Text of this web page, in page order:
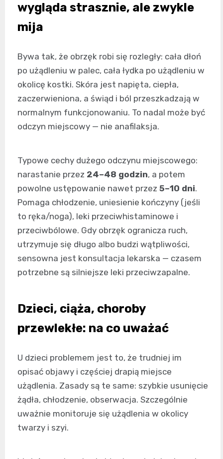
wygląda strasznie, ale zwykle
mija
Bywa tak, że obrzęk robi się rozległy: cała dłoń
po użądleniu w palec, cała łydka po użądleniu w
okolicę kostki. Skóra jest napięta, ciepła,
zaczerwieniona, a świąd i ból przeszkadzają w
normalnym funkcjonowaniu. To nadal może być
odczyn miejscowy — nie anafilaksja.
Typowe cechy dużego odczynu miejscowego:
narastanie przez 24–48 godzin, a potem
powolne ustępowanie nawet przez 5–10 dni.
Pomaga chłodzenie, uniesienie kończyny (jeśli
to ręka/noga), leki przeciwhistaminowe i
przeciwbólowe. Gdy obrzęk ogranicza ruch,
utrzymuje się długo albo budzi wątpliwości,
sensowna jest konsultacja lekarska — czasem
potrzebne są silniejsze leki przeciwzapalne.
Dzieci, ciąża, choroby
przewlekłe: na co uważać
U dzieci problemem jest to, że trudniej im
opisać objawy i częściej drapią miejsce
użądlenia. Zasady są te same: szybkie usunięcie
żądła, chłodzenie, obserwacja. Szczególnie
uważnie monitoruje się użądlenia w okolicy
twarzy i szyi.